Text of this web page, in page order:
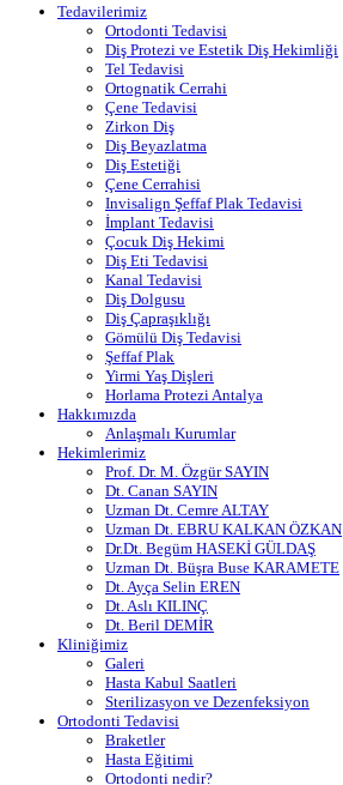
Tedavilerimiz
Ortodonti Tedavisi
Diş Protezi ve Estetik Diş Hekimliği
Tel Tedavisi
Ortognatik Cerrahi
Çene Tedavisi
Zirkon Diş
Diş Beyazlatma
Diş Estetiği
Çene Cerrahisi
Invisalign Şeffaf Plak Tedavisi
İmplant Tedavisi
Çocuk Diş Hekimi
Diş Eti Tedavisi
Kanal Tedavisi
Diş Dolgusu
Diş Çapraşıklığı
Gömülü Diş Tedavisi
Şeffaf Plak
Yirmi Yaş Dişleri
Horlama Protezi Antalya
Hakkımızda
Anlaşmalı Kurumlar
Hekimlerimiz
Prof. Dr. M. Özgür SAYIN
Dt. Canan SAYIN
Uzman Dt. Cemre ALTAY
Uzman Dt. EBRU KALKAN ÖZKAN
Dr.Dt. Begüm HASEKİ GÜLDAŞ
Uzman Dt. Büşra Buse KARAMETE
Dt. Ayça Selin EREN
Dt. Aslı KILINÇ
Dt. Beril DEMİR
Kliniğimiz
Galeri
Hasta Kabul Saatleri
Sterilizasyon ve Dezenfeksiyon
Ortodonti Tedavisi
Braketler
Hasta Eğitimi
Ortodonti nedir?